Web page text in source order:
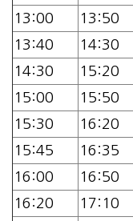
13:00
13:50
13:40
14:30
14:30
15:20
15:00
15:50
15:30
16:20
15:45
16:35
16:00
16:50
16:20
17:10